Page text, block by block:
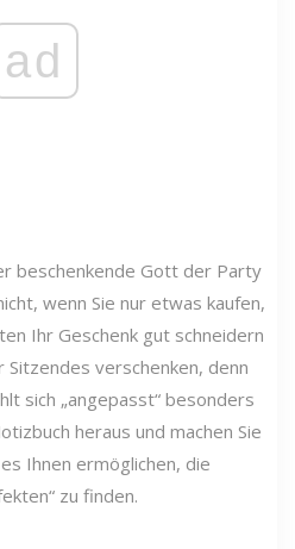
ad
beschenkende Gott der Party
wenn Sie nur etwas kaufen,
Ihr Geschenk gut schneidern
verschenken, denn
sich „angepasst“ besonders
heraus und machen Sie
Ihnen ermöglichen, die
zu finden.